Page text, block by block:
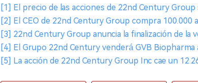
[1] El precio de las acciones de 22nd Century
[2] El CEO de 22nd Century Group compra 100.000
[3] 22nd Century Group anuncia la finalización de la
[4] El Grupo 22nd Century venderá GVB Biopharma
[5] La acción de 22nd Century Group Inc cae un